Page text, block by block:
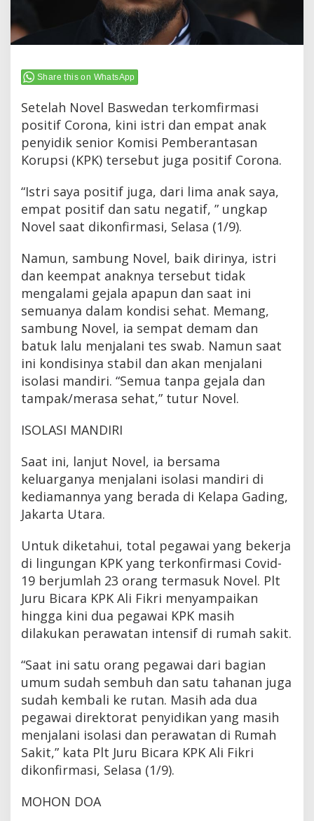
Share this on WhatsApp
Setelah Novel Baswedan terkomfirmasi
positif Corona, kini istri dan empat anak
penyidik senior Komisi Pemberantasan
Korupsi (KPK) tersebut juga positif Corona.
“Istri saya positif juga, dari lima anak saya,
empat positif dan satu negatif, ” ungkap
Novel saat dikonfirmasi, Selasa (1/9).
Namun, sambung Novel, baik dirinya, istri
dan keempat anaknya tersebut tidak
mengalami gejala apapun dan saat ini
semuanya dalam kondisi sehat. Memang,
sambung Novel, ia sempat demam dan
batuk lalu menjalani tes swab. Namun saat
ini kondisinya stabil dan akan menjalani
isolasi mandiri. “Semua tanpa gejala dan
tampak/merasa sehat,” tutur Novel.
ISOLASI MANDIRI
Saat ini, lanjut Novel, ia bersama
keluarganya menjalani isolasi mandiri di
kediamannya yang berada di Kelapa Gading,
Jakarta Utara.
Untuk diketahui, total pegawai yang bekerja
di lingungan KPK yang terkonfirmasi Covid-
19 berjumlah 23 orang termasuk Novel. Plt
Juru Bicara KPK Ali Fikri menyampaikan
hingga kini dua pegawai KPK masih
dilakukan perawatan intensif di rumah sakit.
“Saat ini satu orang pegawai dari bagian
umum sudah sembuh dan satu tahanan juga
sudah kembali ke rutan. Masih ada dua
pegawai direktorat penyidikan yang masih
menjalani isolasi dan perawatan di Rumah
Sakit,” kata Plt Juru Bicara KPK Ali Fikri
dikonfirmasi, Selasa (1/9).
MOHON DOA